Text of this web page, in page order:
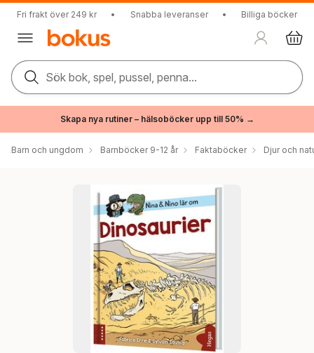
Fri frakt över 249 kr • Snabba leveranser • Billiga böcker
Sök bok, spel, pussel, penna...
Skapa nya rutiner – hälsoböcker upp till 50% →
Barn och ungdom Barnböcker 9-12 år Faktaböcker Djur och